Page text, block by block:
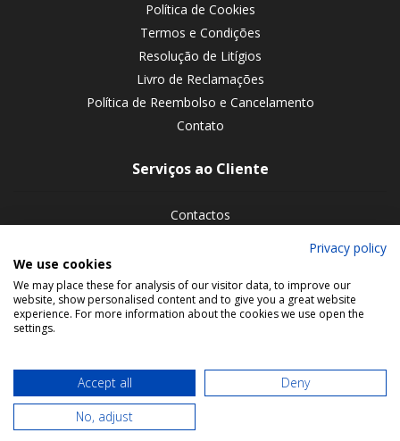
Política de Cookies
Termos e Condições
Resolução de Litígios
Livro de Reclamações
Política de Reembolso e Cancelamento
Contato
Serviços ao Cliente
Contactos
Siga-nos nas redes sociais
© 2026 Bookmaniacs. All rights reserved.
Privacy policy
We use cookies
We may place these for analysis of our visitor data, to improve our
website, show personalised content and to give you a great website
experience. For more information about the cookies we use open the
settings.
Accept all
Deny
No, adjust